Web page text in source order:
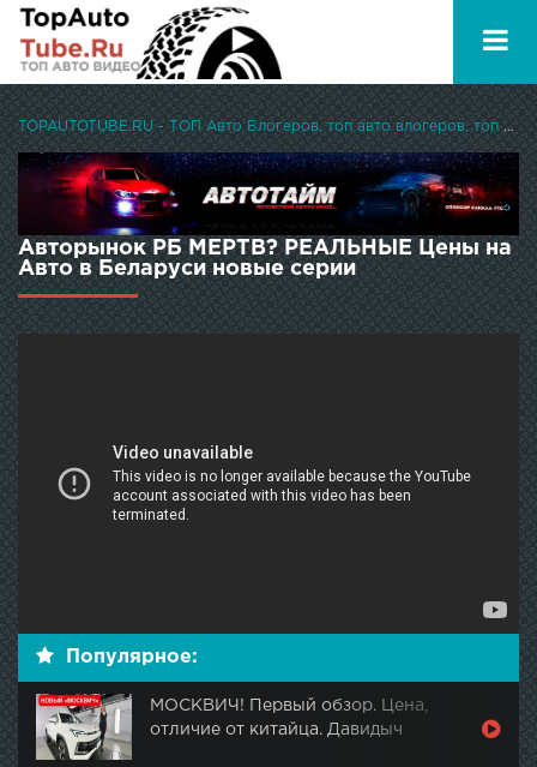
TOPAUTOTUBE.RU - ТОП Авто Блогеров, топ авто влогеров, топ авто ютуберов
Авторынок РБ МЕРТВ? РЕАЛЬНЫЕ Цены на
Авто в Беларуси новые серии
Популярное:
МОСКВИЧ! Первый обзор. Цена,
отличие от китайца. Давидыч